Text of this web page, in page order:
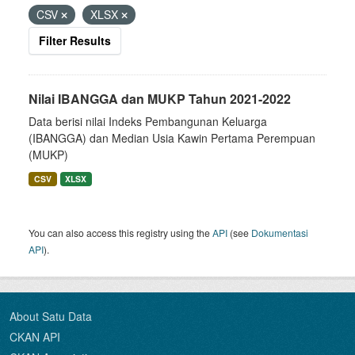
CSV
XLSX
Filter Results
Nilai IBANGGA dan MUKP Tahun 2021-2022
Data berisi nilai Indeks Pembangunan Keluarga
(IBANGGA) dan Median Usia Kawin Pertama Perempuan
(MUKP)
CSV XLSX
You can also access this registry using theAPI (see Dokumentasi
API).
About Satu Data
CKAN API